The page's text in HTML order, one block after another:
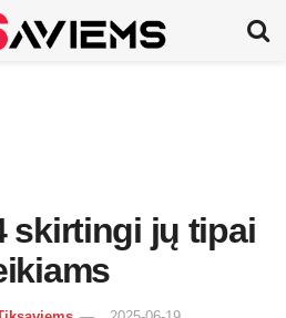
skirtingi jų tipai